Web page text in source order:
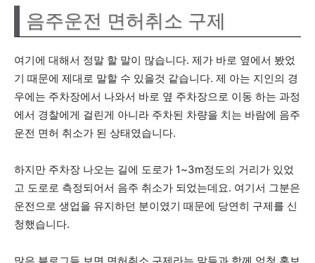
음주운전 면허취소 구제
여기에 대해서 정말 할 말이 많습니다. 제가 바로 옆에서 봤었
기 때문에 제대로 말할 수 있을것 같습니다. 제 아는 지인의 경
우에는 주차장에서 나와서 바로 옆 주차장으로 이동 하는 과정
에서 경찰에게 걸린게 아니라 주차된 차량을 치는 바람에 음주
운전 면허 취소가 된 상태였습니다.
하지만 주차장 나오는 길에 도로가 1~3m정도의 거리가 있었
고 도로로 측정되어서 음주 취소가 되었는데요. 여기서 그분은
운전으로 생업을 유지하던 분이였기 때문에 당연히 구제를 신
청했습니다.